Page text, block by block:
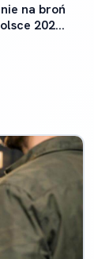
na broń
2026: